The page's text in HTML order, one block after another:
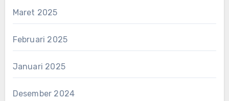
Maret 2025
Februari 2025
Januari 2025
Desember 2024